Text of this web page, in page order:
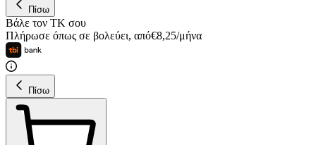
Πίσω
Βάλε τον ΤΚ σου
Πλήρωσε όπως σε βολεύει, από€8,25/μήνα
Πίσω